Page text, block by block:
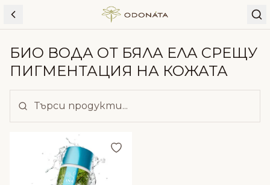
Skip to content
БИО ВОДА ОТ БЯЛА ЕЛА СРЕЩУ
ПИГМЕНТАЦИЯ НА КОЖАТА
Добави в любими